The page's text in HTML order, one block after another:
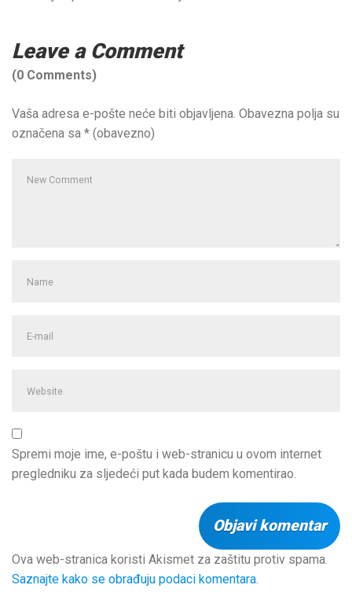
Leave a Comment
(0 Comments)
Vaša adresa e-pošte neće biti objavljena. Obavezna polja su
označena sa * (obavezno)
comment*
and
mail
Spremi moje ime, e-poštu i web-stranicu u ovom internet
pregledniku za sljedeći put kada budem komentirao.
Ova web-stranica koristi Akismet za zaštitu protiv spama.
Saznajte kako se obrađuju podaci komentara.